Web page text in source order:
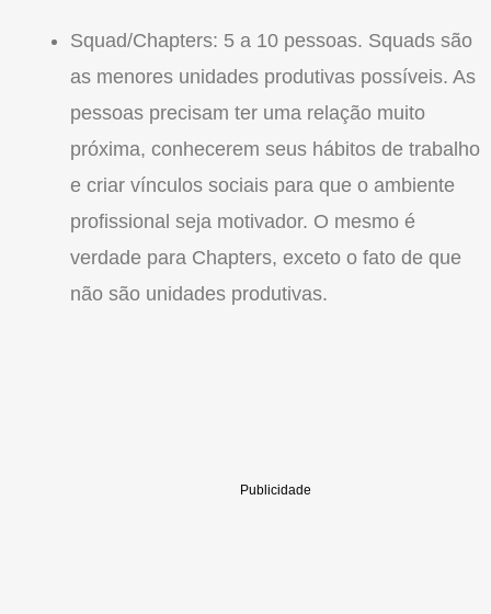
Squad/Chapters: 5 a 10 pessoas. Squads são
as menores unidades produtivas possíveis. As
pessoas precisam ter uma relação muito
próxima, conhecerem seus hábitos de trabalho
e criar vínculos sociais para que o ambiente
profissional seja motivador. O mesmo é
verdade para Chapters, exceto o fato de que
não são unidades produtivas.